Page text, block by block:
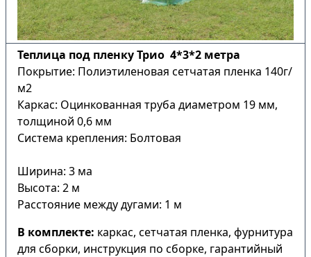
Теплица под пленку Трио 4*3*2 метра
Покрытие: Полиэтиленовая сетчатая пленка 140г/
м2
Каркас: Оцинкованная труба диаметром 19 мм,
толщиной 0,6 мм
Система крепления: Болтовая
Ширина: 3 ма
Высота: 2 м
Расстояние между дугами: 1 м
В комплекте: каркас, сетчатая пленка, фурнитура
для сборки, инструкция по сборке, гарантийный